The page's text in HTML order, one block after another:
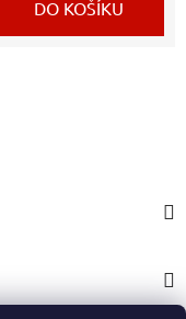
DO KOŠÍKU